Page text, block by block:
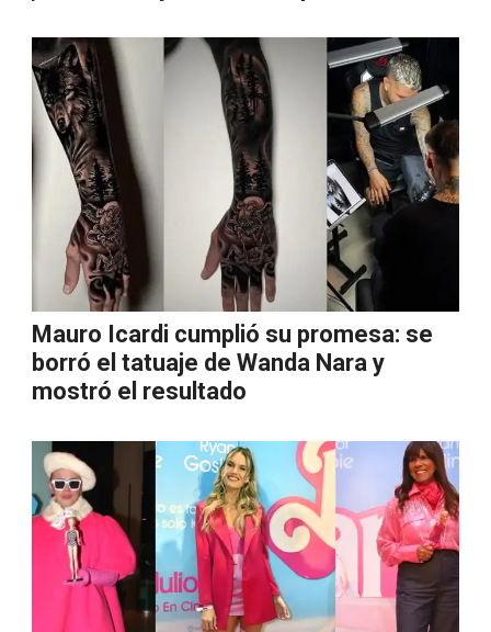
Mauro Icardi cumplió su promesa: se
borró el tatuaje de Wanda Nara y
mostró el resultado